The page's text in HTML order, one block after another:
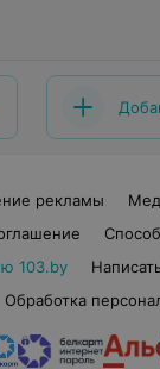
рекламы
103.by
Обработка